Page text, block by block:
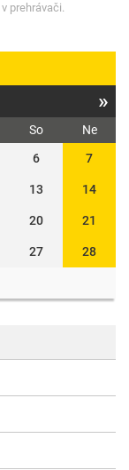
v prehrávači.
»
So
Ne
6 7
13 14
20 21
27 28